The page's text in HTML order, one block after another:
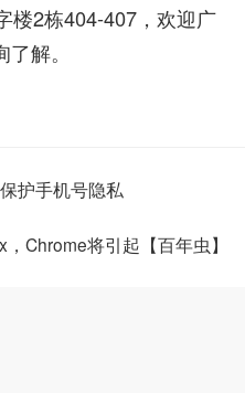
楼2栋404-407，欢迎广
解。
护手机号隐私
，Chrome将引起【百年虫】